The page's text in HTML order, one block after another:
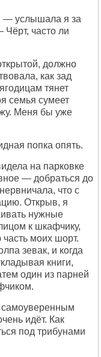
— услышала я за
Чёрт, часто ли
должно
как зад
тянет
семья сумеет
Меня бы уже
попка опять.
на парковке
— добраться до
что с
Открыв, я
нужные
к шкафчику,
моих шорт.
зевак, и когда
книги,
один из парней
идёт. Как
под трибунами